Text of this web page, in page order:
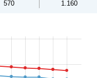
570 1.160